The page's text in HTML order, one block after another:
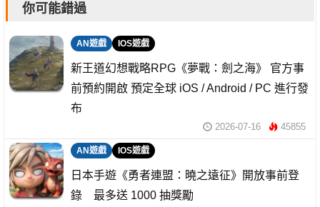
你可能錯過
AN遊戲 IOS遊戲
新王道幻想戰略RPG《夢戰：劍之海》 官方事
前預約開啟 預定全球 iOS / Android / PC 進行發
布
2026-07-16 45855
AN遊戲 IOS遊戲
日本手遊《勇者連盟：曉之遠征》開放事前登
錄 最多送 1000 抽獎勵